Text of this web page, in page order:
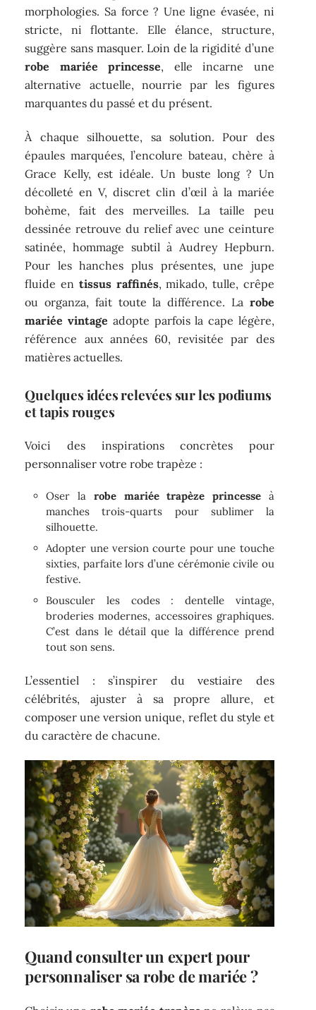
morphologies. Sa force ? Une ligne évasée, ni
stricte, ni flottante. Elle élance, structure,
suggère sans masquer. Loin de la rigidité d’une
robe mariée princesse, elle incarne une
alternative actuelle, nourrie par les figures
marquantes du passé et du présent.
À chaque silhouette, sa solution. Pour des
épaules marquées, l’encolure bateau, chère à
Grace Kelly, est idéale. Un buste long ? Un
décolleté en V, discret clin d’œil à la mariée
bohème, fait des merveilles. La taille peu
dessinée retrouve du relief avec une ceinture
satinée, hommage subtil à Audrey Hepburn.
Pour les hanches plus présentes, une jupe
fluide en tissus raffinés, mikado, tulle, crêpe
ou organza, fait toute la différence. La robe
mariée vintage adopte parfois la cape légère,
référence aux années 60, revisitée par des
matières actuelles.
Quelques idées relevées sur les podiums
et tapis rouges
Voici des inspirations concrètes pour
personnaliser votre robe trapèze :
Oser la robe mariée trapèze princesseà
manches trois-quarts pour sublimer la
silhouette.
Adopter une version courte pour une touche
sixties, parfaite lors d’une cérémonie civile ou
festive.
Bousculer les codes : dentelle vintage,
broderies modernes, accessoires graphiques.
C’est dans le détail que la différence prend
tout son sens.
L’essentiel : s’inspirer du vestiaire des
célébrités, ajuster à sa propre allure, et
composer une version unique, reflet du style et
du caractère de chacune.
Quand consulter un expert pour
personnaliser sa robe de mariée ?